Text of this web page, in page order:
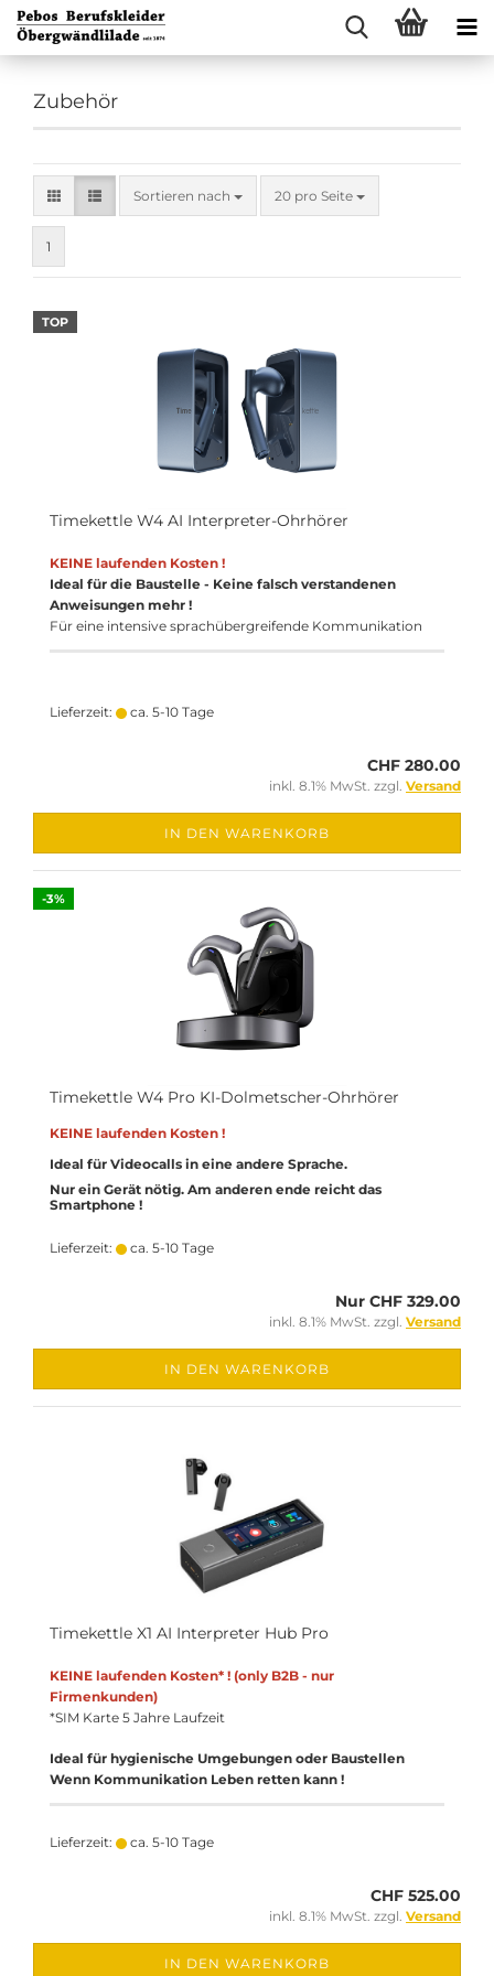
Zubehör
Sortieren nach
Sortieren nach 20 pro Seite
pro Seite
1
TOP
Timekettle W4 AI Interpreter-Ohrhörer
KEINE laufenden Kosten !
Ideal für die Baustelle - Keine falsch verstandenen
Anweisungen mehr !
Für eine intensive sprachübergreifende Kommunikation
Lieferzeit: ca. 5-10 Tage
CHF 280.00
inkl. 8.1% MwSt. zzgl. Versand
IN DEN WARENKORB
-3%
Timekettle W4 Pro KI-Dolmetscher-Ohrhörer
KEINE laufenden Kosten !
Ideal für Videocalls in eine andere Sprache.
Nur ein Gerät nötig. Am anderen ende reicht das
Smartphone !
Lieferzeit: ca. 5-10 Tage
Nur CHF 329.00
inkl. 8.1% MwSt. zzgl. Versand
IN DEN WARENKORB
Timekettle X1 AI Interpreter Hub Pro
KEINE laufenden Kosten* ! (only B2B - nur
Firmenkunden)
*SIM Karte 5 Jahre Laufzeit
Ideal für hygienische Umgebungen oder Baustellen
Wenn Kommunikation Leben retten kann !
Lieferzeit: ca. 5-10 Tage
CHF 525.00
inkl. 8.1% MwSt. zzgl. Versand
IN DEN WARENKORB